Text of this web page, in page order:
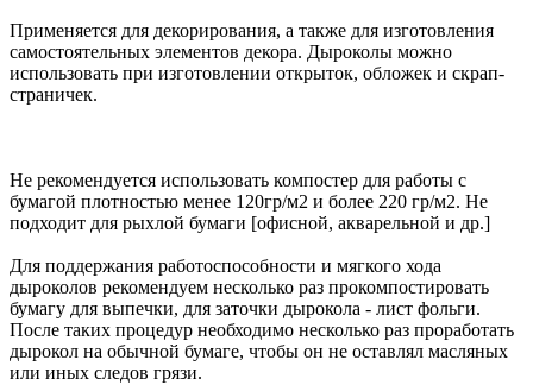
Применяется для декорирования, а также для изготовления
самостоятельных элементов декора. Дыроколы можно
использовать при изготовлении открыток, обложек и скрап-
страничек.
Не рекомендуется использовать компостер для работы с
бумагой плотностью менее 120гр/м2 и более 220 гр/м2. Не
подходит для рыхлой бумаги [офисной, акварельной и др.]
Для поддержания работоспособности и мягкого хода
дыроколов рекомендуем несколько раз прокомпостировать
бумагу для выпечки, для заточки дырокола - лист фольги.
После таких процедур необходимо несколько раз проработать
дырокол на обычной бумаге, чтобы он не оставлял масляных
или иных следов грязи.